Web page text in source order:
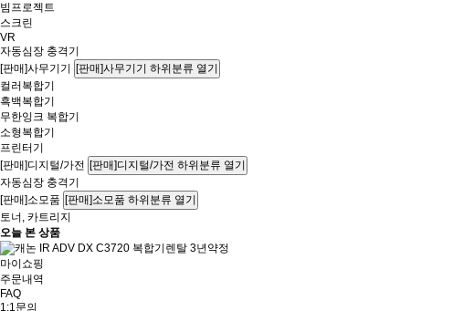
빔프로젝트
스크린
VR
자동심장 충격기
[판매]사무기기 [판매]사무기기 하위분류 열기
컬러복합기
흑백복합기
무한잉크 복합기
소형복합기
프린터기
[판매]디지털/가전 [판매]디지털/가전 하위분류 열기
자동심장 충격기
[판매]소모품 [판매]소모품 하위분류 열기
토너, 카트리지
오늘 본 상품
마이쇼핑
주문내역
FAQ
1:1문의